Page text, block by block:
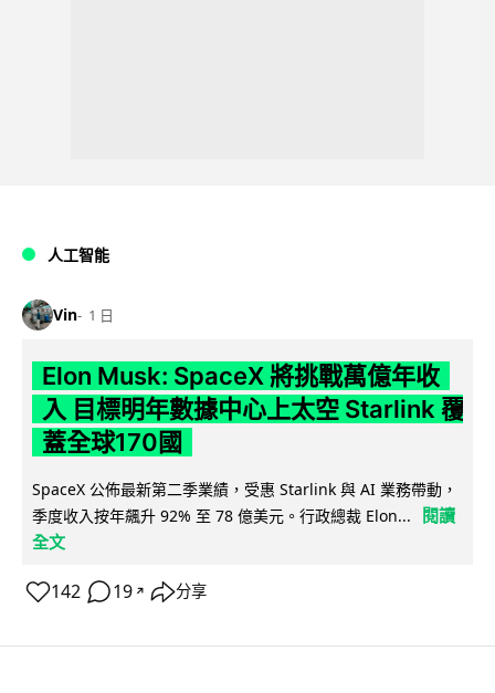
人工智能
Vin 1 日
Elon Musk: SpaceX 將挑戰萬億年收
入 目標明年數據中心上太空 Starlink 覆
蓋全球170國
SpaceX 公佈最新第二季業績，受惠 Starlink 與 AI 業務帶動，
季度收入按年飆升 92% 至 78 億美元。行政總裁 Elon...
閱讀
全文
142 19 ↗ 分享